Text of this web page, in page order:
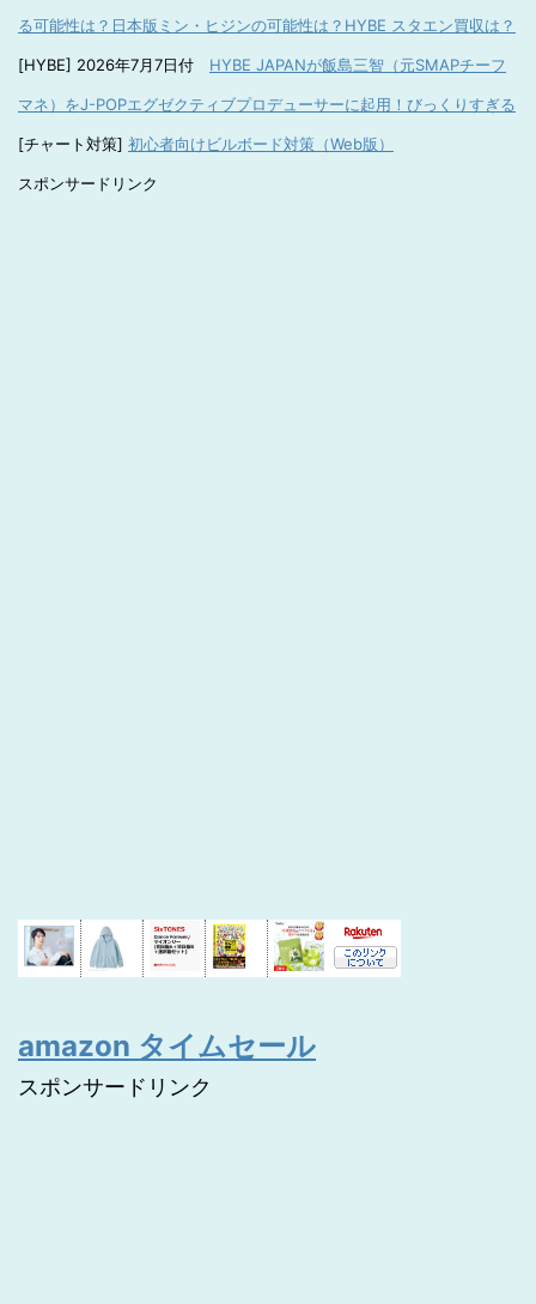
る可能性は？日本版ミン・ヒジンの可能性は？HYBE スタエン買収は？
[HYBE] 2026年7月7日付 HYBE JAPANが飯島三智（元SMAPチーフ
マネ）をJ-POPエグゼクティブプロデューサーに起用！びっくりすぎる
[チャート対策] 初心者向けビルボード対策（Web版）
スポンサードリンク
amazon タイムセール
スポンサードリンク